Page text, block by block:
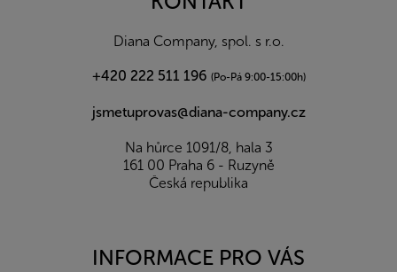
Diana Company, spol. s r.o.
+420 222 511 196 (Po-Pá 9:00-15:00h)
jsmetuprovas@diana-company.cz
Na hůrce 1091/8, hala 3
161 00 Praha 6 - Ruzyně
Česká republika
INFORMACE PRO VÁS